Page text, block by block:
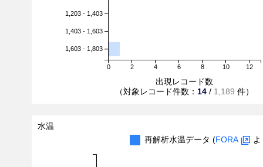
0 2 4 6 8 10 12
1,203 - 1,403
1,403 - 1,603
1,603 - 1,803
出現レコード数
（対象レコード件数： 14 / 1,189 件）
水温
再解析水温データ (FORA